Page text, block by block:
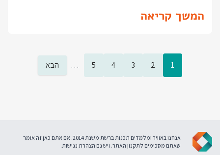
המשך קריאה
1
2
3
4
5
… הבא
אנחנו באוויר ומלמדים תכנות ברשת משנת 2014. אם אתם כאן זה אומר
שאתם מסכימים לתקנון האתר. ויש גם הצהרת נגישות.